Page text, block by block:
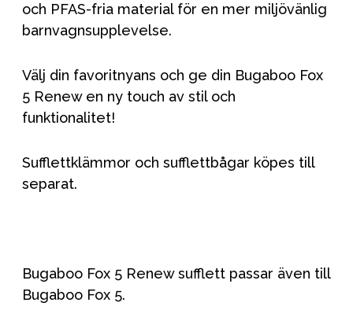
och PFAS-fria material för en mer miljövänlig
barnvagnsupplevelse.
Välj din favoritnyans och ge din Bugaboo Fox
5 Renew en ny touch av stil och
funktionalitet!
Sufflettklämmor och sufflettbågar köpes till
separat.
Bugaboo Fox 5 Renew sufflett passar även till
Bugaboo Fox 5.